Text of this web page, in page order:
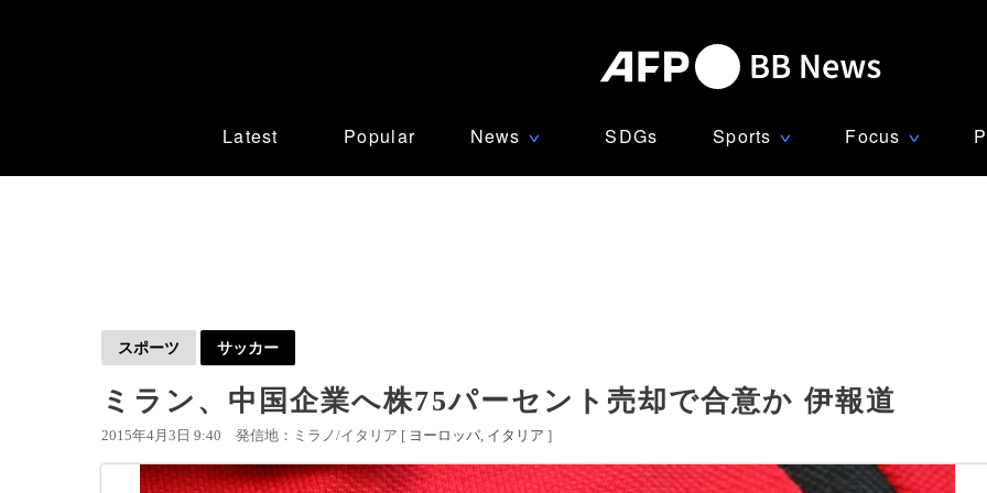
Latest Popular News ∨ SDGs Sports ∨ Focus ∨
スポーツ サッカー
ミラン、中国企業へ株75パーセント売却で合意か 伊報道
2015年4月3日 9:40 発信地：ミラノ/イタリア [ ヨーロッパ イタリア ]